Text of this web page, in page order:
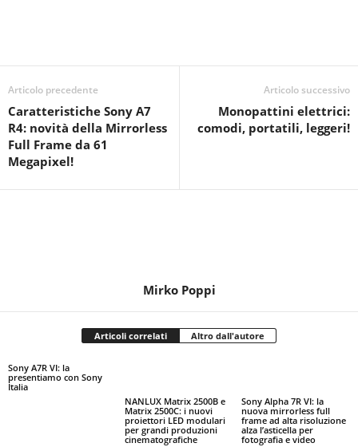
Articolo precedente
Caratteristiche Sony A7
R4: novità della Mirrorless
Full Frame da 61
Megapixel!
Articolo successivo
Monopattini elettrici:
comodi, portatili, leggeri!
Mirko Poppi
Articoli correlati Altro dall'autore
Sony A7R VI: la
presentiamo con Sony
Italia
NANLUX Matrix 2500B e
Matrix 2500C: i nuovi
proiettori LED modulari
per grandi produzioni
cinematografiche
Sony Alpha 7R VI: la
nuova mirrorless full
frame ad alta risoluzione
alza l’asticella per
fotografia e video